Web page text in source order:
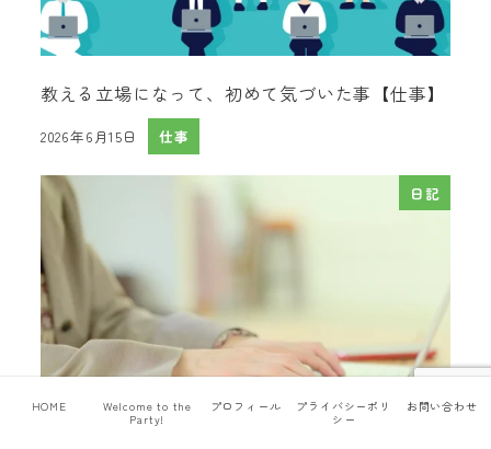
教える立場になって、初めて気づいた事【仕事】
投稿日
2026年6月15日 仕事
日記
HOME
Welcome to the
Party!
プロフィール
プライバシーポリ
シー
お問い合わせ